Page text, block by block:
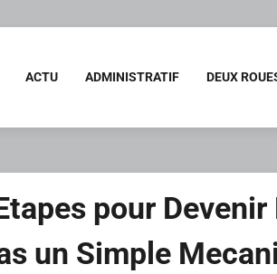
ACTU ADMINISTRATIF DEUX
pour
un Simple